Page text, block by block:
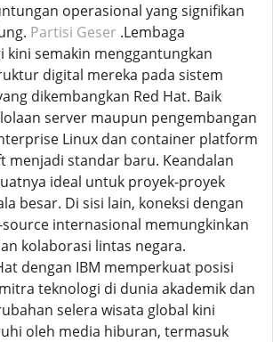
operasional yang signifikan
Partisi Geser .Lembaga
kini semakin menggantungkan
digital mereka pada sistem
dikembangkan Red Hat. Baik
server maupun pengembangan
Linux dan container platform
menjadi standar baru. Keandalan
ideal untuk proyek-proyek
besar. Di sisi lain, koneksi dengan
internasional memungkinkan
kolaborasi lintas negara.
dengan IBM memperkuat posisi
teknologi di dunia akademik dan
selera wisata global kini
oleh media hiburan, termasuk